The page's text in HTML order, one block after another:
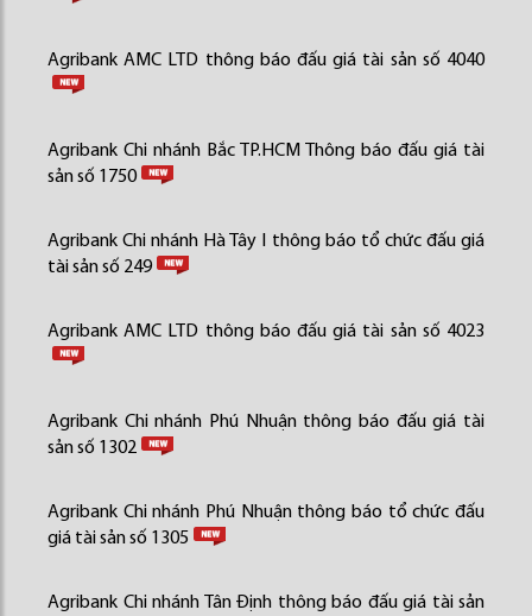
Agribank AMC LTD thông báo đấu giá tài sản số 4040
Agribank Chi nhánh Bắc TP.HCM Thông báo đấu giá tài
sản số 1750
Agribank Chi nhánh Hà Tây I thông báo tổ chức đấu giá
tài sản số 249
Agribank AMC LTD thông báo đấu giá tài sản số 4023
Agribank Chi nhánh Phú Nhuận thông báo đấu giá tài
sản số 1302
Agribank Chi nhánh Phú Nhuận thông báo tổ chức đấu
giá tài sản số 1305
Agribank Chi nhánh Tân Định thông báo đấu giá tài sản